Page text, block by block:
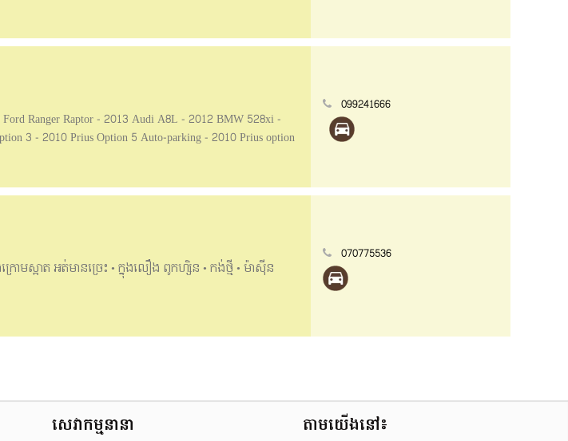
: https://t.me/+K2EK36lJlillMDdl Facebook page:
ខាបឹងកេងកង:https://maps.app.goo.gl/3CaDk4YsNpMq47iBA
Ranger Raptor - 2013 Audi A8L - 2012 BMW 528xi -
3 - 2010 Prius Option 5 Auto-parking - 2010 Prius option
រោម 🎁 Free : កំរាលជើង VIP / ប្រេងម៉ាសុីន / ប្រេង
✅មានសេវាបង់រំលស់ជាមួយឯកសារ
099241666
ោមស្អាត អត់មានច្រេះ • ក្នុងលឿង ពូកហ្សិន • កង់ថ្មី • ម៉ាសុីន
070775536
សេវាកម្មនានា តាមយើងនៅ៖